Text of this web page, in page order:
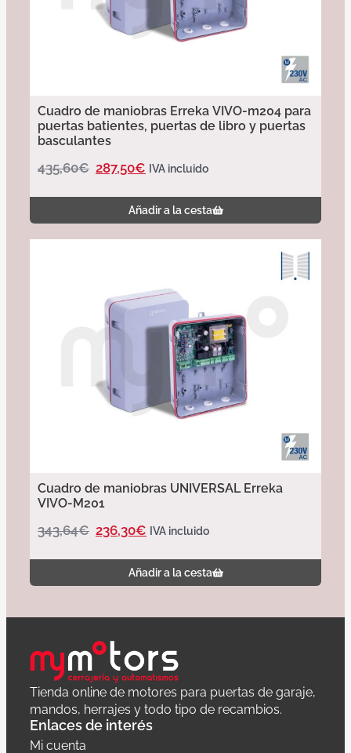
Cuadro de maniobras Erreka VIVO-m204 para
puertas batientes, puertas de libro y puertas
basculantes
435,60€ 287,50€ IVA incluido
Añadir a la cesta
Cuadro de maniobras UNIVERSAL Erreka
VIVO-M201
343,64€ 236,30€ IVA incluido
Añadir a la cesta
Tienda online de motores para puertas de garaje,
mandos, herrajes y todo tipo de recambios.
Enlaces de interés
Mi cuenta